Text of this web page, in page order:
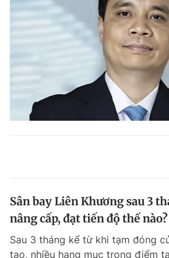
Sân bay Liên Khương sau 3
nâng cấp, đạt tiến độ thế nào?
Sau 3 tháng kể từ khi tạm đóng
tạo, nhiều hạng mục trọng điểm